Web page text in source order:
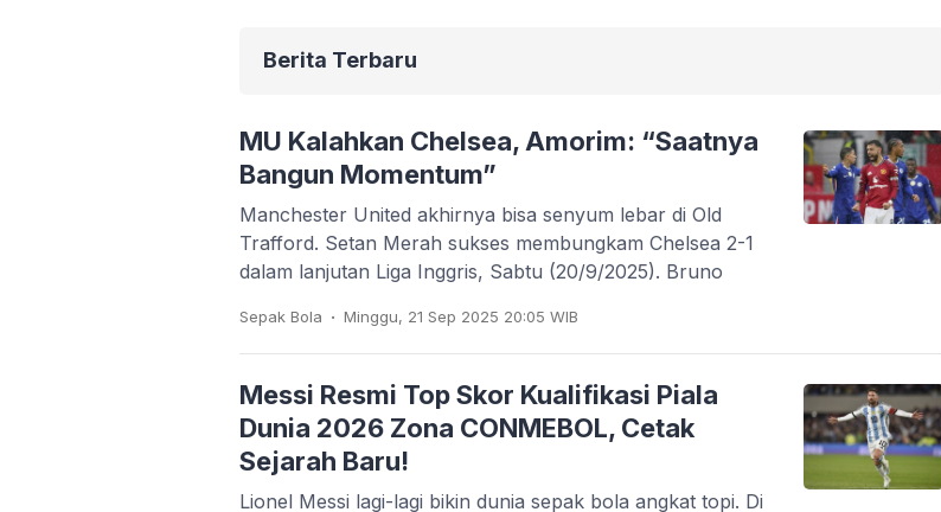
Berita Terbaru
MU Kalahkan Chelsea, Amorim: “Saatnya
Bangun Momentum”
Manchester United akhirnya bisa senyum lebar di Old
Trafford. Setan Merah sukses membungkam Chelsea 2-1
dalam lanjutan Liga Inggris, Sabtu (20/9/2025). Bruno
Sepak Bola . Minggu, 21 Sep 2025 20:05 WIB
Messi Resmi Top Skor Kualifikasi Piala
Dunia 2026 Zona CONMEBOL, Cetak
Sejarah Baru!
Lionel Messi lagi-lagi bikin dunia sepak bola angkat topi. Di